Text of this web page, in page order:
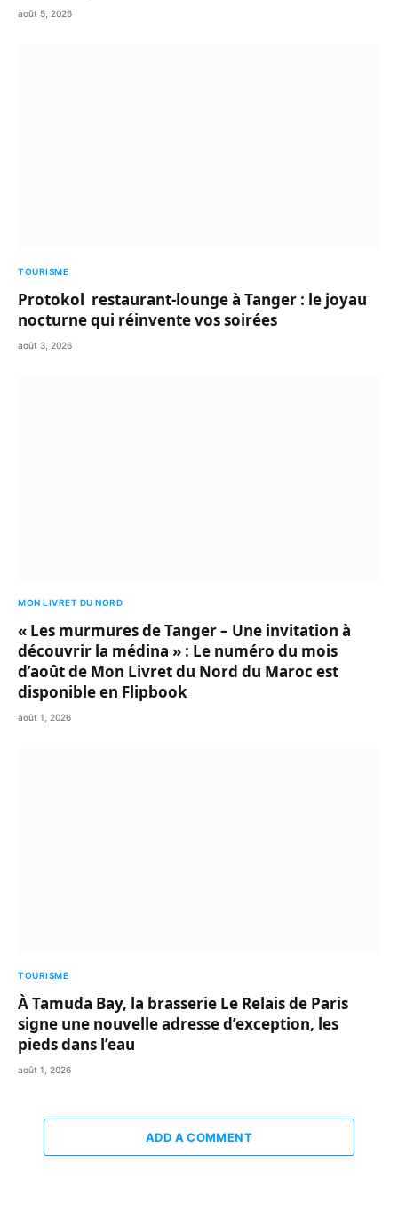
août 5, 2026
TOURISME
Protokol restaurant-lounge à Tanger : le joyau
nocturne qui réinvente vos soirées
août 3, 2026
MON LIVRET DU NORD
« Les murmures de Tanger – Une invitation à
découvrir la médina » : Le numéro du mois
d’août de Mon Livret du Nord du Maroc est
disponible en Flipbook
août 1, 2026
TOURISME
À Tamuda Bay, la brasserie Le Relais de Paris
signe une nouvelle adresse d’exception, les
pieds dans l’eau
août 1, 2026
ADD A COMMENT